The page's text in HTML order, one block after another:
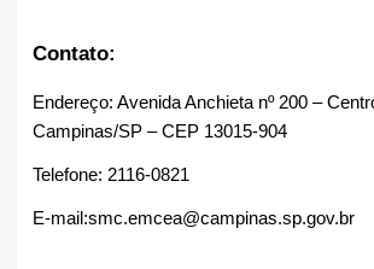
Contato:
Endereço: Avenida Anchieta nº 200 –
Campinas/SP – CEP 13015-904
Telefone: 2116-0821
E-mail:smc.emcea@campinas.sp.gov.br